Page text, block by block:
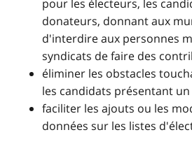
pour les électeurs, les
donateurs, donnant aux
d'interdire aux personnes
syndicats de faire des
éliminer les obstacles
les candidats présentant
faciliter les ajouts ou les
données sur les listes